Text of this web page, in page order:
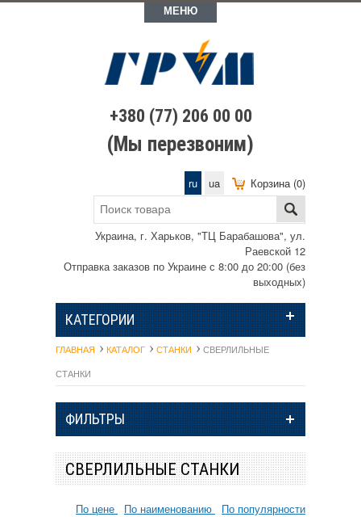
МЕНЮ
+380 (77) 206 00 00
(Мы перезвоним)
Корзина (0)
ru ua
Украина, г. Харьков, "ТЦ Барабашова", ул.
Раевской 12
Отправка заказов по Украине с 8:00 до 20:00 (без
выходных)
КАТЕГОРИИ
ГЛАВНАЯ КАТАЛОГ СТАНКИ
СВЕРЛИЛЬНЫЕ
СТАНКИ
ФИЛЬТРЫ
СВЕРЛИЛЬНЫЕ СТАНКИ
По цене По наименованию По популярности